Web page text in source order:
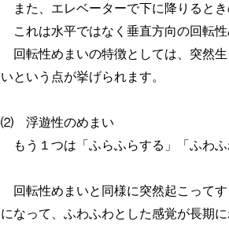
また、エレベーターで下に降りるとき
これは水平ではなく垂直方向の回転性
回転性めまいの特徴としては、突然
いという点が挙げられます。
⑵ 浮遊性のめまい
もう１つは「ふらふらする」「ふわふ
回転性めまいと同様に突然起こって
になって、ふわふわとした感覚が長期